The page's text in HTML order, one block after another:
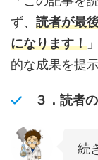
ず、 読者が最
になります！
的な成果を提
３． 読者
続